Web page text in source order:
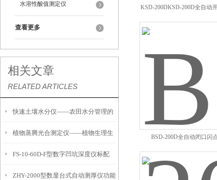
水溶性酸值测定仪
查看更多
相关文章
RELATED ARTICLES
快速土壤水分仪——农田水分管理的
便携式检测工具
植物蒸腾光合测定仪——植物生理生
态的实时监测设备
FS-10-60D-F型数字凹坑深度仪标配
IP54级表头分辨率0.01mm量程
ZHY-2000型数显台式自动测厚仪功能
KSD-200DKSD-200D全自动
仪
BSD-200D全自动闭口闪